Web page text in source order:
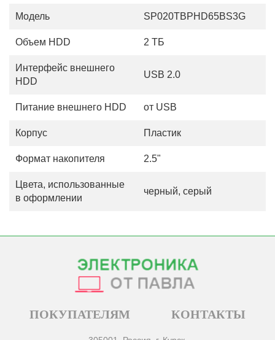
Модель SP020TBPHD65BS3G
Объем HDD 2 ТБ
Интерфейс внешнего
HDD
USB 2.0
Питание внешнего HDD от USB
Корпус Пластик
Формат накопителя 2.5"
Цвета, использованные
в оформлении
черный, серый
ПОКУПАТЕЛЯМ КОНТАКТЫ